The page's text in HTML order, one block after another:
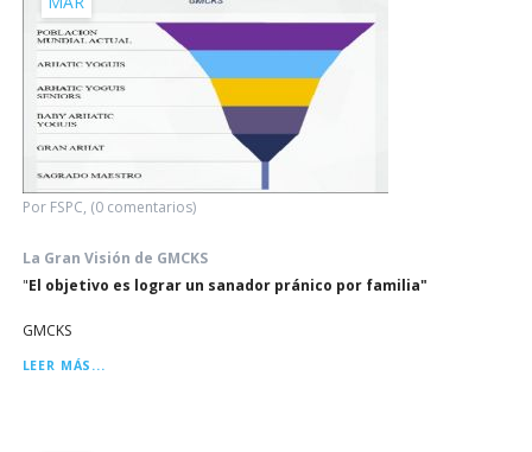
Por FSPC, (0 comentarios)
La Gran Visión de GMCKS
"El objetivo es lograr un sanador pránico por familia"
GMCKS
LEER MÁS...